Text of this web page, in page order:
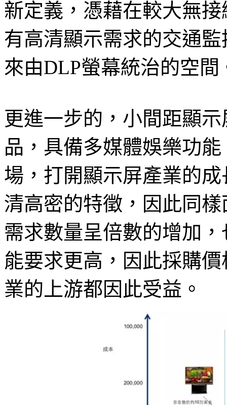
新定義，憑藉在較大無
有高清顯示需求的交通
來由DLP螢幕統治的空間
更進一步的，小間距顯
品，具備多媒體娛樂功
場，打開顯示屏產業的
清高密的特徵，因此同
需求數量呈倍數的增加
能要求更高，因此採購
業的上游都因此受益。